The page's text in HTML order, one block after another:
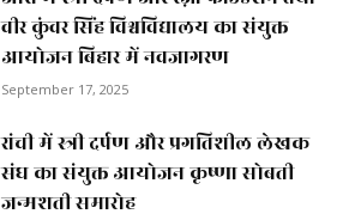
वीर कुंवर सिंह विश्वविद्यालय का संयुक्त
आयोजन बिहार में नवजागरण
September 17, 2025
रांची में स्त्री दर्पण और प्रगतिशील लेखक
संघ का संयुक्त आयोजन कृष्णा सोबती
जन्मशती समारोह